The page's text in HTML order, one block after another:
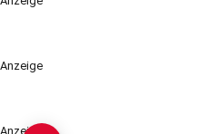
Anzeige
Anzeige